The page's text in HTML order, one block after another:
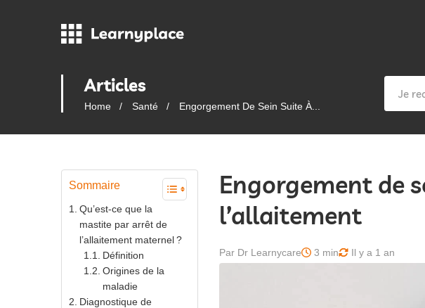
Articles
Home Santé Engorgement De Sein Suite À...
Sommaire
Qu’est-ce que la
mastite par arrêt de
l’allaitement maternel ?
Définition
Origines de la
maladie
Diagnostique de
Engorgement de
l’allaitement
Par Dr Learnycare 3 min Il y a 1 an